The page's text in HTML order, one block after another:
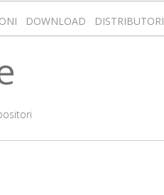
DOWNLOAD DISTRIBUTORI